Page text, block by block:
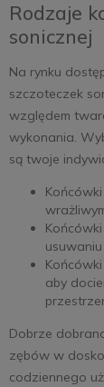
Rodzaje
sonicznej
Na rynku
szczoteczek
względem
wykonania.
są twoje
aby
Dobrze
zębów w
codziennego